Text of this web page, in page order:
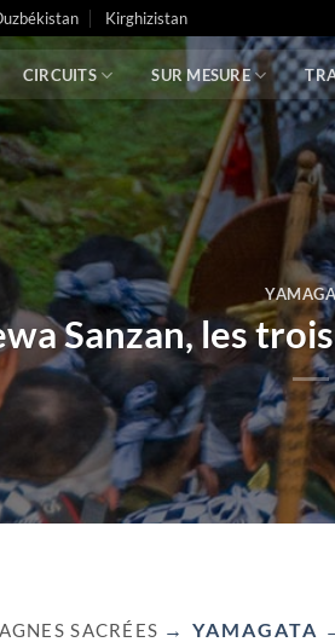
Kirghizistan
CIRCUITS SUR MESURE
Sanzan, les
SACRÉES → YAMAGATA